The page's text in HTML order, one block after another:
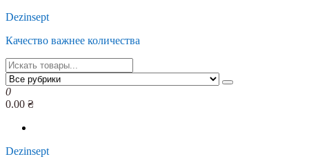
Перейти
содержимому
Dezinsept
Качество важнее количества
0
0.00 ₴
Dezinsept